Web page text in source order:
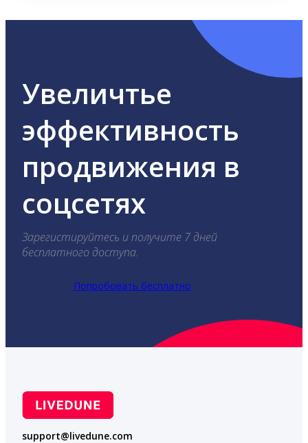
Увеличтье
эффективность
продвижения в
соцсетях
Зарегистируйтесь и получите 7 дней
бесплатного доступа.
Попробовать бесплатно
support@livedune.com